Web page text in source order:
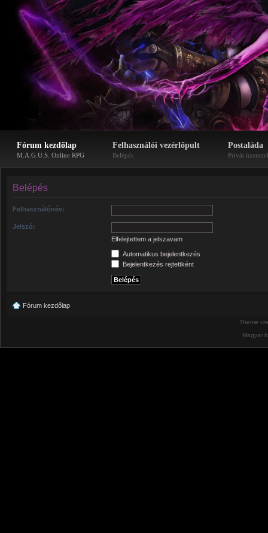
Fórum kezdőlap
M.A.G.U.S. Online RPG
Felhasználói vezérlőpult
Belépés
Postaláda
Privát
Belépés
Felhasználónév:
Jelszó:
Elfelejtettem a jelszavam
Automatikus bejelentkezés
Bejelentkezés rejtettként
Fórum kezdőlap
Theme
Magyar